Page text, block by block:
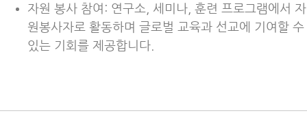
자원 봉사 참여: 연구소, 세미나, 훈련 프로그램에서 자
원봉사자로 활동하며 글로벌 교육과 선교에 기여할 수
있는 기회를 제공합니다.